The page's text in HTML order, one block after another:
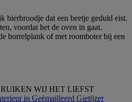
bierbroodje dat een beetje geduld eist.
voordat het de oven in gaat.
borrelplank of met roomboter bij een
WIJ HET LIEFST
in Geëmailleerd Gietijzer